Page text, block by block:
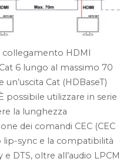
collegamento HDMI
6 lungo al massimo 70
Cat (HDBaseT)
possibile utilizzare in serie
la lunghezza
dei comandi CEC (CEC
lip-sync e la compatibilità
DTS, oltre all’audio LPCM